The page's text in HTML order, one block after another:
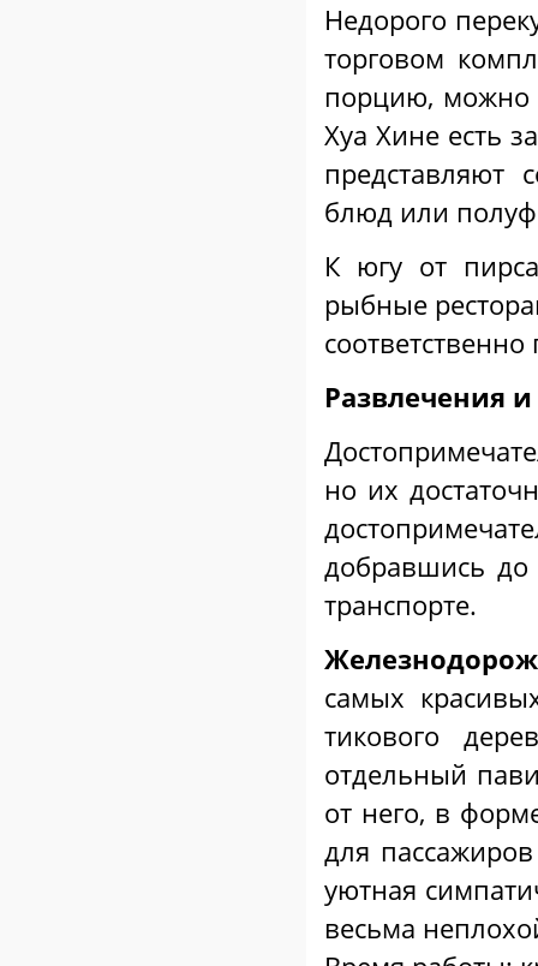
Недорого
торговом
порцию, можно
Хуа Хине есть
представляют
блюд или
К югу от
рыбные
Развлечения
но их
добравшись
транспорте.
самых
тикового
отдельный
от него, в
для
уютная
весьма